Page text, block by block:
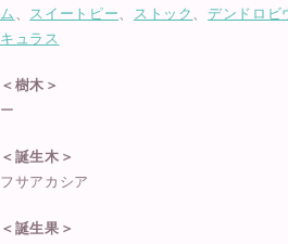
ム 、 スイートピー、 ストック 、デンドロビ
キュラス
＜樹木＞
ー
＜誕生木＞
フサアカシア
＜誕生果＞